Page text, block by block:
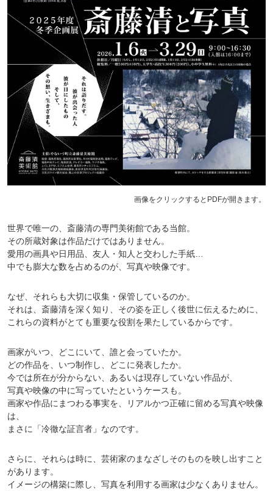
画像をクリックするとPDFが開きます。
世界で唯一の、斎藤清の専門美術館である当館。
その所蔵対象は作品だけではありません。
愛用の画具や日用品、友人・知人と交わした手紙…
中でも膨大な数を占めるのが、写真や映像です。
なぜ、それらも大切に収集・保管しているのか。
それは、斎藤清を深く知り、その姿を正しく後世に伝えるために、
これらの資料がとても重要な役割を果たしているからです。
画家がいつ、どこにいて、誰と会っていたか。
どの作品を、いつ制作し、どこに発表したか。
今では所在が分からない、あるいは現存していない作品が、
写真や映像の中に写っていたというケースも。
画家や作品にまつわる事実を、リアルかつ正確に留める写真や映像
は、
まさに「冷徹な証言者」なのです。
さらに、それらは時に、芸術家のまなざしそのものを映し出すこと
があります。
イメージの構築に際し、写真を利用する画家は少なくありません。